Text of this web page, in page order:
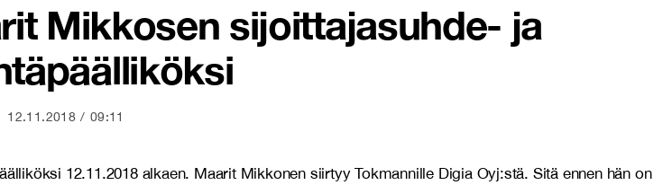
Mikkosen sijoittajasuhde- ja
12.11.2018 09:11
12.11.2018 alkaen. Maarit Mikkonen siirtyy Tokmannille Digia Oyj:stä. Sitä ennen hän on